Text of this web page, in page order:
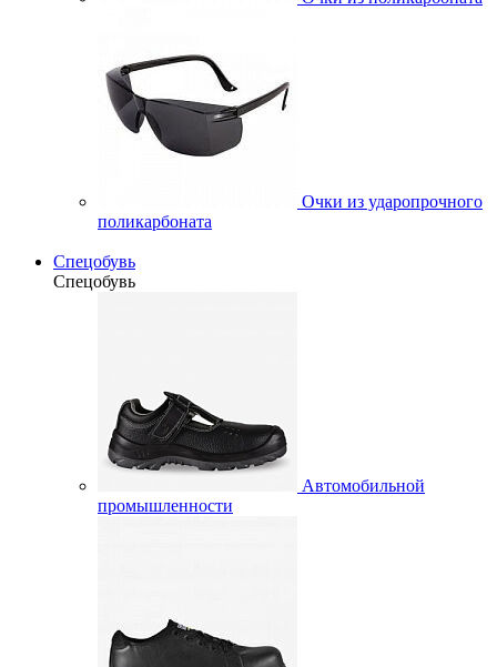
Очки из ударопрочного
поликарбоната
Спецобувь
Спецобувь
Автомобильной
промышленности